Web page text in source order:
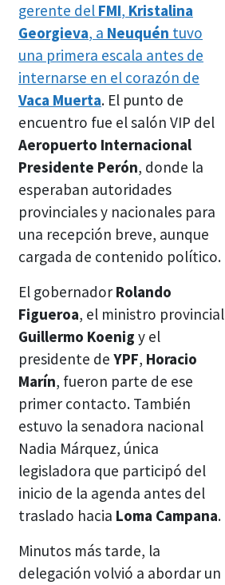
gerente del FMI, Kristalina
Georgieva, a Neuquén tuvo
una primera escala antes de
internarse en el corazón de
Vaca Muerta. El punto de
encuentro fue el salón VIP del
Aeropuerto Internacional
Presidente Perón, donde la
esperaban autoridades
provinciales y nacionales para
una recepción breve, aunque
cargada de contenido político.
El gobernador Rolando
Figueroa, el ministro provincial
Guillermo Koenig y el
presidente de YPF, Horacio
Marín, fueron parte de ese
primer contacto. También
estuvo la senadora nacional
Nadia Márquez, única
legisladora que participó del
inicio de la agenda antes del
traslado hacia Loma Campana.
Minutos más tarde, la
delegación volvió a abordar un